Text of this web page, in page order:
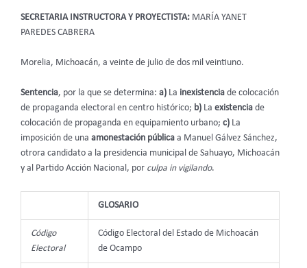
SECRETARIA INSTRUCTORA Y PROYECTISTA: MARÍA YANET
PAREDES CABRERA
Morelia, Michoacán, a veinte de julio de dos mil veintiuno.
Sentencia, por la que se determina: a) La inexistencia de colocación
de propaganda electoral en centro histórico; b) La existencia de
colocación de propaganda en equipamiento urbano; c) La
imposición de una amonestación pública a Manuel Gálvez Sánchez,
otrora candidato a la presidencia municipal de Sahuayo, Michoacán
y al Partido Acción Nacional, por culpa in vigilando.
GLOSARIO
Código
Electoral
Código Electoral del Estado de Michoacán
de Ocampo